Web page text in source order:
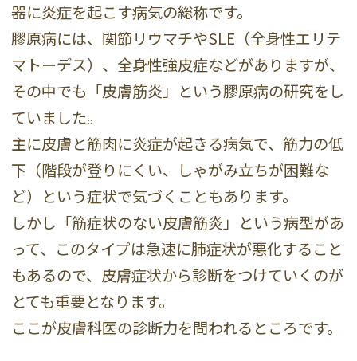
器に炎症を起こす病気の総称です。
膠原病には、関節リウマチやSLE（全身性エリテ
マトーデス）、全身性強皮症などがありますが、
その中でも「皮膚筋炎」という膠原病の研究をし
ていました。
主に皮膚と筋肉に炎症が起きる病気で、筋力の低
下（階段が登りにくい、しゃがみ立ちが困難な
ど）という症状で気づくこともあります。
しかし「筋症状のない皮膚筋炎」という病型があ
って、このタイプは急速に肺症状が悪化すること
もあるので、皮膚症状から診断をつけていくのが
とても重要となります。
ここが皮膚科医の診断力を問われるところです。